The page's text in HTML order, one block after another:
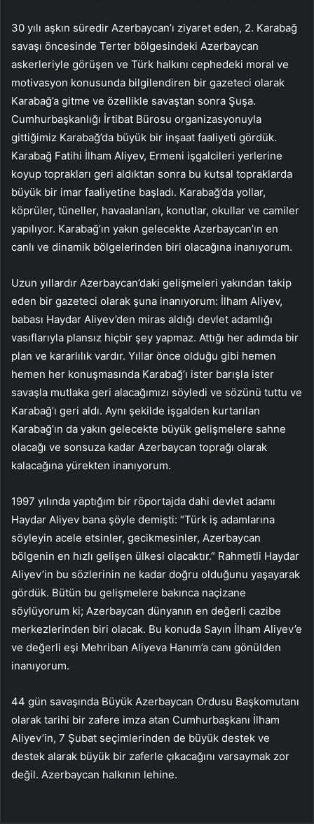
30 yılı aşkın süredir Azerbaycan’ı ziyaret eden, 2. Karabağ
savaşı öncesinde Terter bölgesindeki Azerbaycan
askerleriyle görüşen ve Türk halkını cephedeki moral ve
motivasyon konusunda bilgilendiren bir gazeteci olarak
Karabağ’a gitme ve özellikle savaştan sonra Şuşa.
Cumhurbaşkanlığı İrtibat Bürosu organizasyonuyla
gittiğimiz Karabağ’da büyük bir inşaat faaliyeti gördük.
Karabağ Fatihi İlham Aliyev, Ermeni işgalcileri yerlerine
koyup toprakları geri aldıktan sonra bu kutsal topraklarda
büyük bir imar faaliyetine başladı. Karabağ’da yollar,
köprüler, tüneller, havaalanları, konutlar, okullar ve camiler
yapılıyor. Karabağ’ın yakın gelecekte Azerbaycan’ın en
canlı ve dinamik bölgelerinden biri olacağına inanıyorum.
Uzun yıllardır Azerbaycan’daki gelişmeleri yakından takip
eden bir gazeteci olarak şuna inanıyorum: İlham Aliyev,
babası Haydar Aliyev’den miras aldığı devlet adamlığı
vasıflarıyla plansız hiçbir şey yapmaz. Attığı her adımda bir
plan ve kararlılık vardır. Yıllar önce olduğu gibi hemen
hemen her konuşmasında Karabağ’ı ister barışla ister
savaşla mutlaka geri alacağımızı söyledi ve sözünü tuttu ve
Karabağ’ı geri aldı. Aynı şekilde işgalden kurtarılan
Karabağ’ın da yakın gelecekte büyük gelişmelere sahne
olacağı ve sonsuza kadar Azerbaycan toprağı olarak
kalacağına yürekten inanıyorum.
1997 yılında yaptığım bir röportajda dahi devlet adamı
Haydar Aliyev bana şöyle demişti: “Türk iş adamlarına
söyleyin acele etsinler, gecikmesinler, Azerbaycan
bölgenin en hızlı gelişen ülkesi olacaktır.” Rahmetli Haydar
Aliyev’in bu sözlerinin ne kadar doğru olduğunu yaşayarak
gördük. Bütün bu gelişmelere bakınca naçizane
söylüyorum ki; Azerbaycan dünyanın en değerli cazibe
merkezlerinden biri olacak. Bu konuda Sayın İlham Aliyev’e
ve değerli eşi Mehriban Aliyeva Hanım’a canı gönülden
inanıyorum.
44 gün savaşında Büyük Azerbaycan Ordusu Başkomutanı
olarak tarihi bir zafere imza atan Cumhurbaşkanı İlham
Aliyev’in, 7 Şubat seçimlerinden de büyük destek ve
destek alarak büyük bir zaferle çıkacağını varsaymak zor
değil. Azerbaycan halkının lehine.